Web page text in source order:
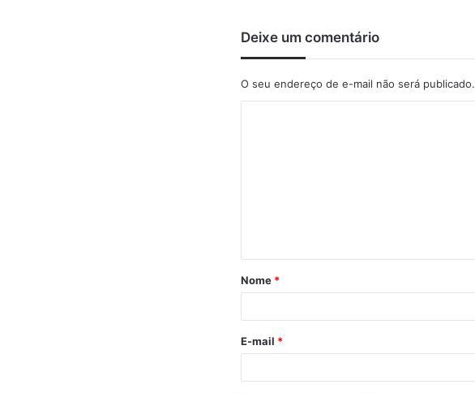
Deixe um comentário
O seu endereço de e-mail não será publicado.
á
r
*
Nome *
E-mail *